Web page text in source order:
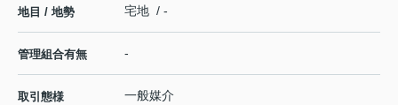
地目 / 地勢 宅地 / -
管理組合有無 -
取引態様 一般媒介